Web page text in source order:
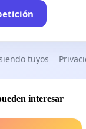
tuyos
interesar